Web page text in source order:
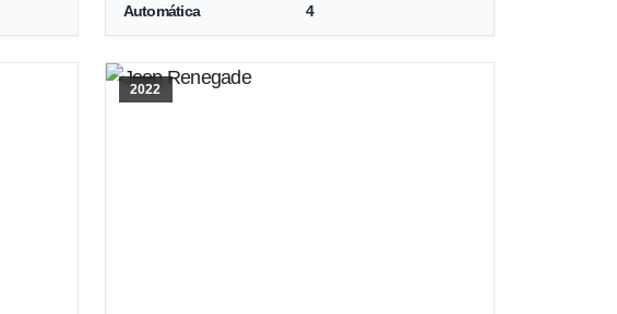
Automática 4
2022